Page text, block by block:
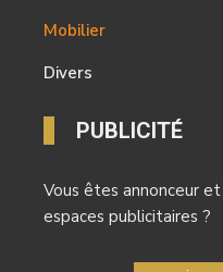
Mobilier
Divers
PUBLICITÉ
Vous êtes annonceur
espaces publicitaires ?